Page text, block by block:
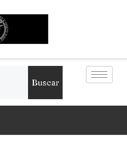
Buscar